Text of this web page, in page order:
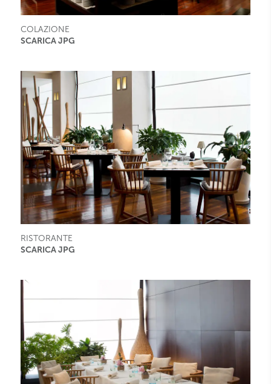
COLAZIONE
SCARICA JPG
RISTORANTE
SCARICA JPG